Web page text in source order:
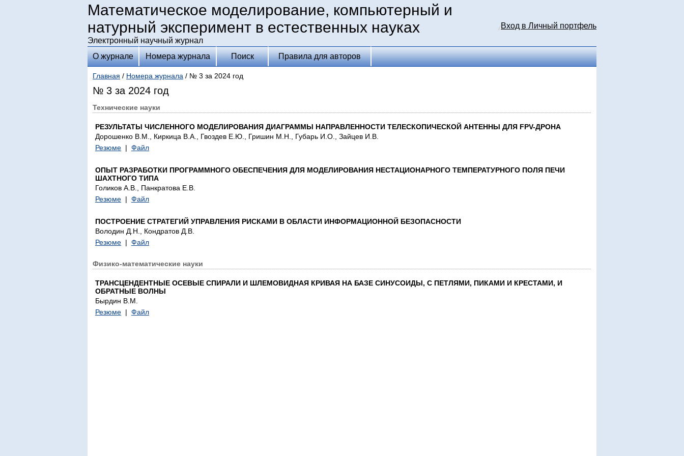
Математическое моделирование, компьютерный и
натурный эксперимент в естественных науках
Электронный научный журнал
Вход в Личный портфель
О журнале Номера журнала Поиск Правила для авторов
Главная / Номера журнала / № 3 за 2024 год
№ 3 за 2024 год
Технические науки
РЕЗУЛЬТАТЫ ЧИСЛЕННОГО МОДЕЛИРОВАНИЯ ДИАГРАММЫ НАПРАВЛЕННОСТИ ТЕЛЕСКОПИЧЕСКОЙ АНТЕННЫ ДЛЯ FPV-ДРОНА
Дорошенко В.М., Киркица В.А., Гвоздев Е.Ю., Гришин М.Н., Губарь И.О., Зайцев И.В.
Резюме | Файл
ОПЫТ РАЗРАБОТКИ ПРОГРАММНОГО ОБЕСПЕЧЕНИЯ ДЛЯ МОДЕЛИРОВАНИЯ НЕСТАЦИОНАРНОГО ТЕМПЕРАТУРНОГО ПОЛЯ ПЕЧИ
ШАХТНОГО ТИПА
Голиков А.В., Панкратова Е.В.
Резюме | Файл
ПОСТРОЕНИЕ СТРАТЕГИЙ УПРАВЛЕНИЯ РИСКАМИ В ОБЛАСТИ ИНФОРМАЦИОННОЙ БЕЗОПАСНОСТИ
Володин Д.Н., Кондратов Д.В.
Резюме | Файл
Физико-математические науки
ТРАНСЦЕНДЕНТНЫЕ ОСЕВЫЕ СПИРАЛИ И ШЛЕМОВИДНАЯ КРИВАЯ НА БАЗЕ СИНУСОИДЫ, С ПЕТЛЯМИ, ПИКАМИ И КРЕСТАМИ, И
ОБРАТНЫЕ ВОЛНЫ
Бырдин В.М.
Резюме | Файл